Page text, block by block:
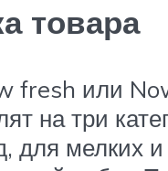
товара
fresh или
на три
для мелких